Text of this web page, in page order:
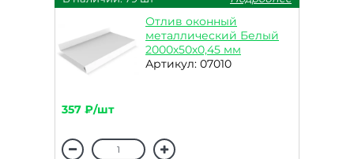
Отлив оконный
металлический Белый
2000х50х0,45 мм
Артикул: 07010
357 ₽/шт